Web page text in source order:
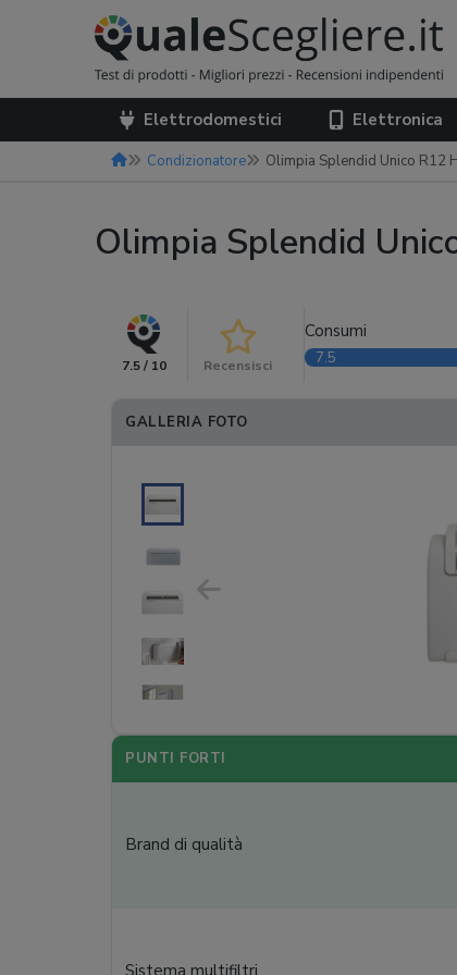
Elettrodomestici Elettronica
Condizionatore Olimpia Splendid Unico R12
Olimpia Splendid
7.5 / 10 Recensisci
Consumi
7.5
GALLERIA FOTO
PUNTI FORTI
Brand di qualità
Sistema multifiltri